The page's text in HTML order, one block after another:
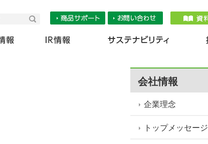
検索
会社情報
企業理念
トップメッセージ